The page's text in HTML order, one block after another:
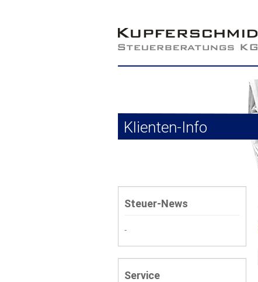
Klienten-Info
Steuer-News
-
Service